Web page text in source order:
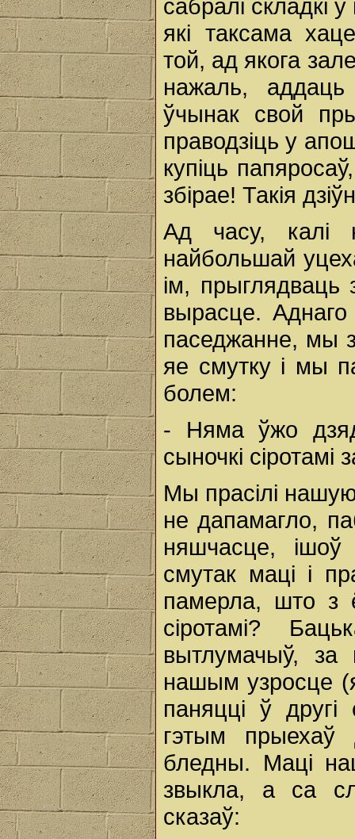
сабралі складкі
які таксама
той, ад якога
нажаль, аддаць
ўчынак свой
праводзіць у
купіць
збірае! Такія
Ад часу, калі
найбольшай
ім, прыглядваць
вырасце.
паседжанне, мы
яе смутку і мы
болем:
- Няма ўжо
сыночкі сіротамі
Мы прасілі нашую
не дапамагло,
няшчасце,
смутак маці і
памерла, што з
сіротамі?
вытлумачыў,
нашым узросце
паняцці ў
гэтым прыехаў
бледны. Маці
звыкла, а са
сказаў: